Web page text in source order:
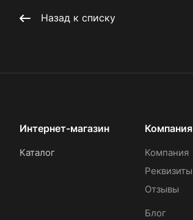
Назад к списку
Интернет-магазин
Каталог
Компания
Компания
Реквизиты
Отзывы
Блог